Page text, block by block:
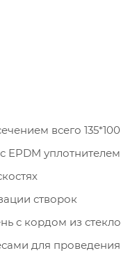
всего
уплотнителем
створок
с кордом из
для